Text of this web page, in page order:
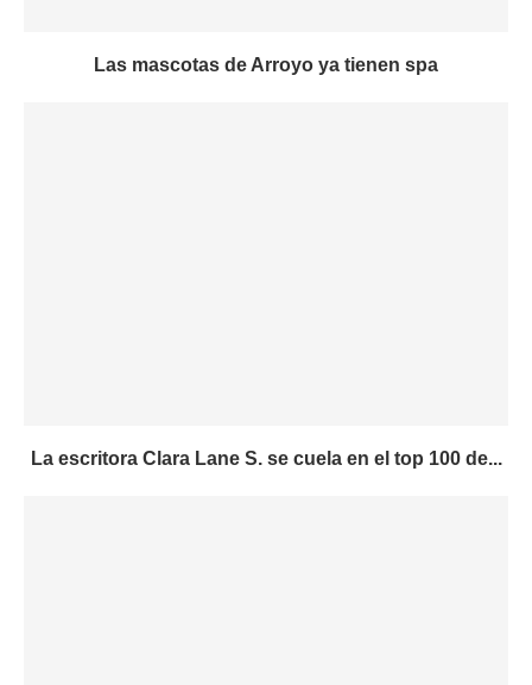
Las mascotas de Arroyo ya tienen spa
La escritora Clara Lane S. se cuela en el top 100 de...